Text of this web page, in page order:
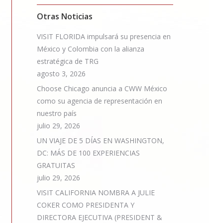
Otras Noticias
VISIT FLORIDA impulsará su presencia en
México y Colombia con la alianza
estratégica de TRG
agosto 3, 2026
Choose Chicago anuncia a CWW México
como su agencia de representación en
nuestro país
julio 29, 2026
UN VIAJE DE 5 DÍAS EN WASHINGTON,
DC: MÁS DE 100 EXPERIENCIAS
GRATUITAS
julio 29, 2026
VISIT CALIFORNIA NOMBRA A JULIE
COKER COMO PRESIDENTA Y
DIRECTORA EJECUTIVA (PRESIDENT &